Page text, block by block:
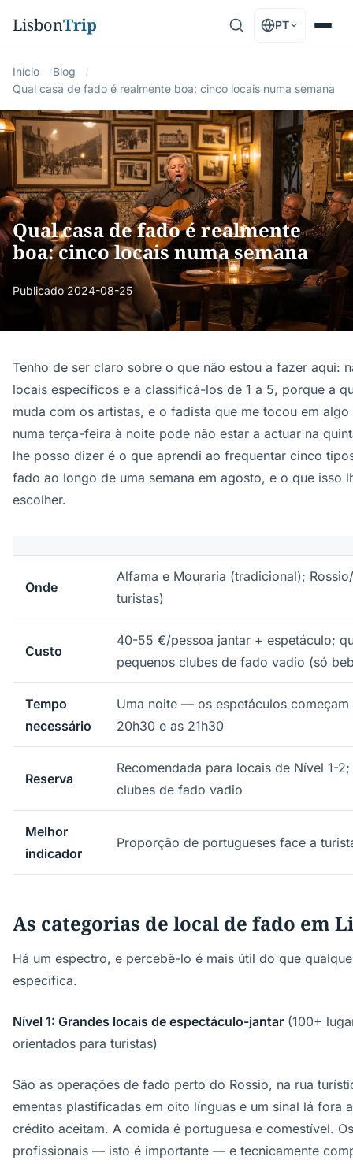
LisbonTrip PT
Início
Blog
Qual casa de fado é realmente boa: cinco locais numa semana
Qual casa de fado é realmente
boa: cinco locais numa semana
Publicado2024-08-25
Tenho de ser claro sobre o que não estou a fazer aqui:
locais específicos e a classificá-los de 1 a 5, porque a
muda com os artistas, e o fadista que me tocou em
numa terça-feira à noite pode não estar a actuar na
lhe posso dizer é o que aprendi ao frequentar cinco
fado ao longo de uma semana em agosto, e o que isso
escolher.
Onde
Alfama e Mouraria (tradicional);
turistas)
Custo
40-55 €/pessoa jantar + espetáculo;
pequenos clubes de fado vadio (só
Tempo
necessário
Uma noite — os espetáculos começam
20h30 e as 21h30
Reserva
Recomendada para locais de Nível 1-
clubes de fado vadio
Melhor
indicador
Proporção de portugueses face a
As categorias de local de fado em
Há um espectro, e percebê-lo é mais útil do que
específica.
Nível 1: Grandes locais de espectáculo-jantar (100+
orientados para turistas)
São as operações de fado perto do Rossio, na rua
ementas plastificadas em oito línguas e um sinal lá fora
crédito aceitam. A comida é portuguesa e comestível.
profissionais — isto é importante — e tecnicamente